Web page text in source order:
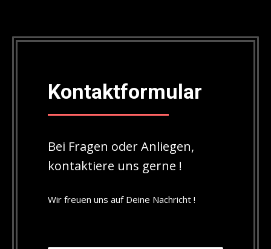
Kontaktformular
Bei Fragen oder Anliegen,
kontaktiere uns gerne !
Wir freuen uns auf Deine Nachricht !